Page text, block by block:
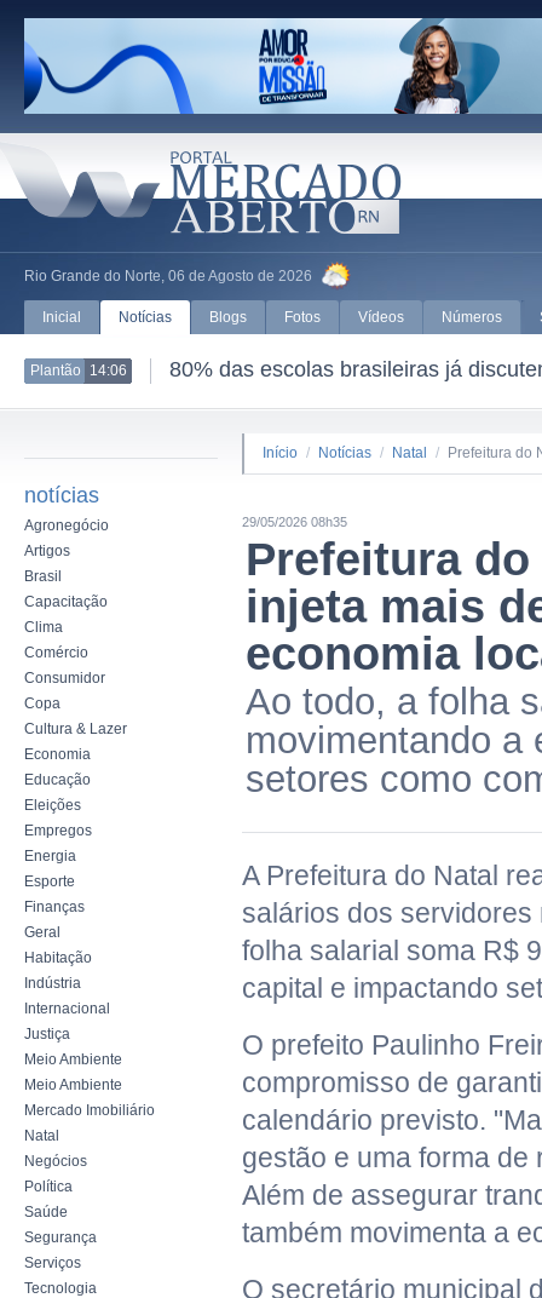
Rio Grande do Norte, 06 de Agosto de 2026
Inicial Notícias Blogs Fotos Vídeos Números
Plantão 14:06 80% das escolas brasileiras já
notícias
Agronegócio
Artigos
Brasil
Capacitação
Clima
Comércio
Consumidor
Copa
Cultura & Lazer
Economia
Educação
Eleições
Empregos
Energia
Esporte
Finanças
Geral
Habitação
Indústria
Internacional
Justiça
Meio Ambiente
Meio Ambiente
Mercado Imobiliário
Natal
Negócios
Política
Saúde
Segurança
Serviços
Tecnologia
Início / Notícias / Natal / Prefeitura do
29/05/2026 08h35
Prefeitura
injeta mais
economia
Ao todo, a folha
movimentando a
setores como
A Prefeitura do Natal
salários dos servidores
folha salarial soma R$
capital e impactando
O prefeito Paulinho
compromisso de
calendário previsto.
gestão e uma forma
Além de assegurar
também movimenta a
O secretário municipal